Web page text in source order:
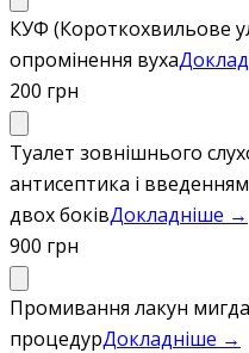
КУФ (Короткохвильове
опромінення вуха
200 грн
Туалет зовнішнього
антисептика і
двох боківДокладніше →
900 грн
Промивання лакун
процедурДокладніше →